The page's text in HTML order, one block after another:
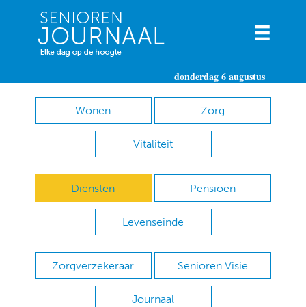
donderdag 6 augustus
Wonen Zorg
Vitaliteit
Diensten Pensioen
Levenseinde
Zorgverzekeraar Senioren Visie
Journaal